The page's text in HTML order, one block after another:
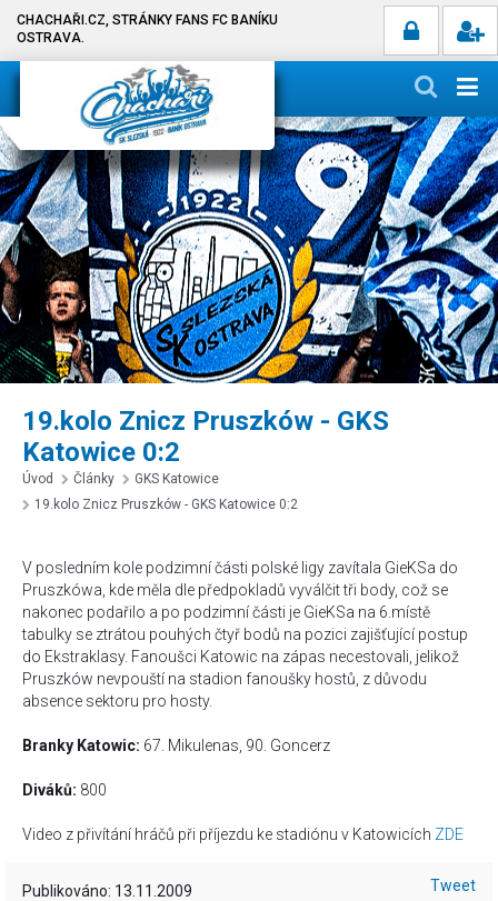
CHACHAŘI.CZ, STRÁNKY FANS FC BANÍKU
OSTRAVA.
19.kolo Znicz Pruszków - GKS
Katowice 0:2
Úvod Články
GKS Katowice
19.kolo Znicz Pruszków - GKS Katowice 0:2
V posledním kole podzimní části polské ligy zavítala GieKSa do
Pruszkówa, kde měla dle předpokladů vyválčit tři body, což se
nakonec podařilo a po podzimní části je GieKSa na 6.místě
tabulky se ztrátou pouhých čtyř bodů na pozici zajišťující postup
do Ekstraklasy. Fanoušci Katowic na zápas necestovali, jelikož
Pruszków nevpouští na stadion fanoušky hostů, z důvodu
absence sektoru pro hosty.
Branky Katowic: 67. Mikulenas, 90. Goncerz
Diváků: 800
Video z přivítání hráčů při příjezdu ke stadiónu v Katowicích ZDE
Publikováno: 13.11.2009 Tweet